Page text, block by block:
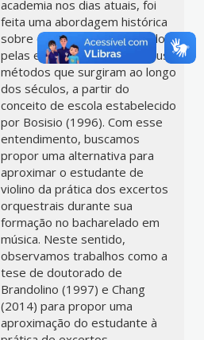
academia nos dias atuais, foi
feita uma abordagem histórica
sobre o seu ensino, passando
pelas escolas de violino e seus
métodos que surgiram ao longo
dos séculos, a partir do
conceito de escola estabelecido
por Bosisio (1996). Com esse
entendimento, buscamos
propor uma alternativa para
aproximar o estudante de
violino da prática dos excertos
orquestrais durante sua
formação no bacharelado em
música. Neste sentido,
observamos trabalhos como a
tese de doutorado de
Brandolino (1997) e Chang
(2014) para propor uma
aproximação do estudante à